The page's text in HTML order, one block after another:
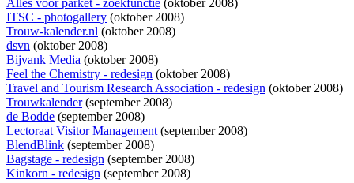
Alles voor parket - zoekfunctie (oktober 2008)
ITSC - photogallery (oktober 2008)
Trouw-kalender.nl (oktober 2008)
dsvn (oktober 2008)
Bijvank Media (oktober 2008)
Feel the Chemistry - redesign (oktober 2008)
Travel and Tourism Research Association - redesign (oktober 2008)
Trouwkalender(september 2008)
de Bodde (september 2008)
Lectoraat Visitor Management(september 2008)
BlendBlink (september 2008)
Bagstage - redesign (september 2008)
Kinkorn - redesign (september 2008)